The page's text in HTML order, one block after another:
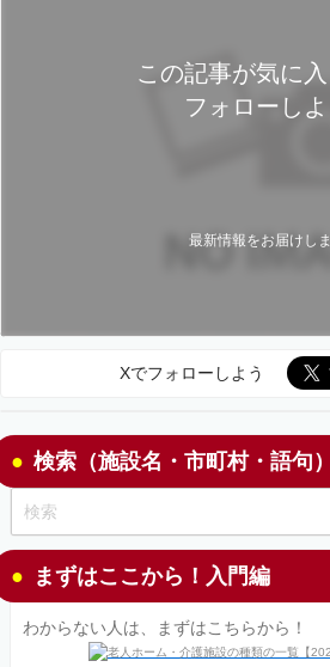
この記事が気に
フォローしよ
最新情報をお届けし
Xでフォローしよう
検索（施設名・市町村・語句）
まずはここから！入門編
わからない人は、まずはこちらから！